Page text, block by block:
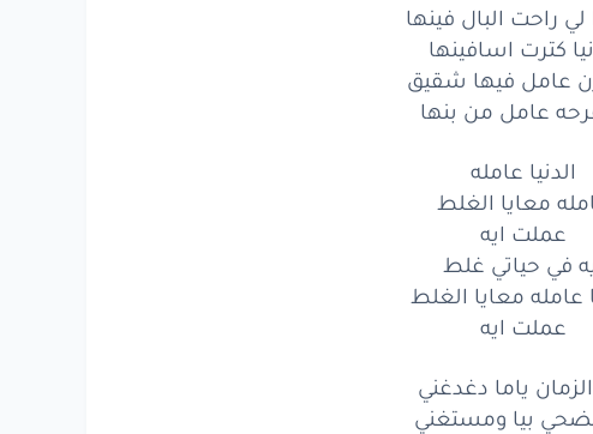
راحتالبالفينها
كترتاسافينها
عاملمن
الدنياعامله
معاياالغلط
ايه
في حياتيغلط
لي راحت البال فينها
كترت اسافينها
عامل فيها شقيق
عامل من بنها
الدنيا عامله
معايا الغلط
عملت ايه
في حياتي غلط
عامله معايا الغلط
عملت ايه
الزمان ياما دغدغني
بيا ومستغني